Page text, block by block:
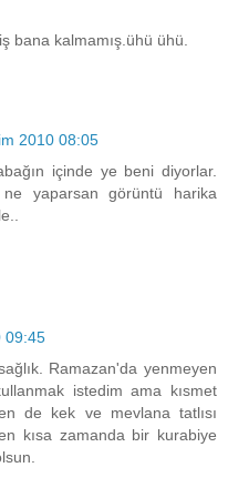
bana kalmamış.ühü ühü.
2010 08:05
içinde ye beni diyorlar.
yaparsan görüntü harika
09:45
Ramazan'da yenmeyen
istedim ama kısmet
de kek ve mevlana tatlısı
kısa zamanda bir kurabiye